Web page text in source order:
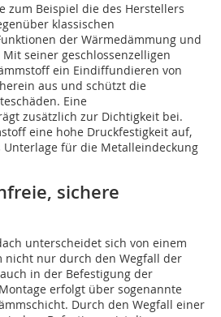
zum Beispiel die des Herstellers
klassischen
der Wärmedämmung und
seiner geschlossenzelligen
ein Eindiffundieren von
aus und schützt die
Eine
zusätzlich zur Dichtigkeit bei.
eine hohe Druckfestigkeit auf,
für die Metalleindeckung
sichere
unterscheidet sich von einem
nicht nur durch den Wegfall der
in der Befestigung der
erfolgt über sogenannte
Durch den Wegfall einer